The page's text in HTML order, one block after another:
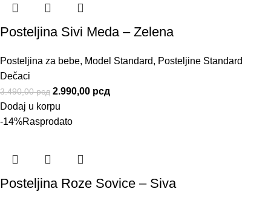
Posteljina Sivi Meda – Zelena
Posteljina za bebe, Model Standard, Posteljine Standard
Dečaci
3.490,00рсд 2.990,00 рсд
Dodaj u korpu
-14%Rasprodato
Posteljina Roze Sovice – Siva